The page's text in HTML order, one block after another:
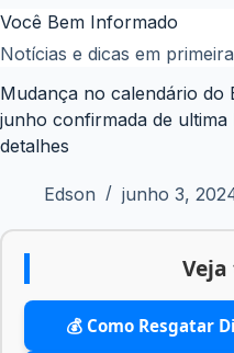
Pular
para
conteúdo
Você Bem Informado
Notícias e dicas em
Mudança no calendário do
junho confirmada de
detalhes
Edson junho 3,
💰 Como Resgatar